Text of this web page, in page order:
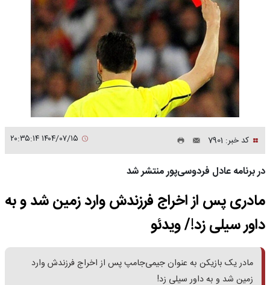
کد خبر: 7901
در برنامه عادل فردوسی‌پور منتشر شد
مادری پس از اخراج فرزندش وارد زمین شد و به
داور سیلی زد!/ ویدئو
مادر یک بازیکن به عنوان جیمی‌جامپ پس از اخراج فرزندش وارد
زمین شد و به داور سیلی زد!